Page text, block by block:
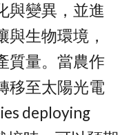
與變異，並進
與生物環境，
質量。當農作
移至太陽光電
deploying